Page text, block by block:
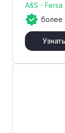
A&S - Fersa
более